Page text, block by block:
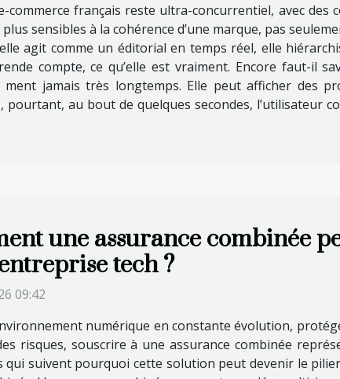
commerce français reste ultra-concurrentiel, avec des
sensibles à la cohérence d’une marque, pas
agit comme un éditorial en temps réel, elle
compte, ce qu’elle est vraiment. Encore faut-il
ment jamais très longtemps. Elle peut afficher des
pourtant, au bout de quelques secondes, l’utilisateur
une assurance combinée
tech ?
09:42
numérique en constante évolution,
risques, souscrire à une assurance combinée
qui suivent pourquoi cette solution peut devenir le